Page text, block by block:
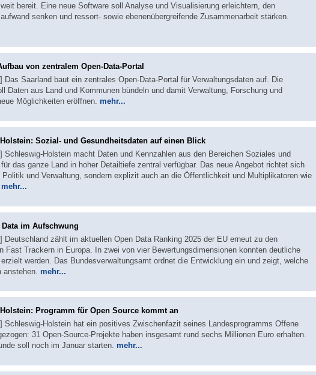
bereit. Eine neue Software soll Analyse und Visualisierung erleichtern, den
senken und ressort- sowie ebenenübergreifende Zusammenarbeit stärken.
von zentralem Open-Data-Portal
Das Saarland baut ein zentrales Open-Data-Portal für Verwaltungsdaten auf. Die
Daten aus Land und Kommunen bündeln und damit Verwaltung, Forschung und
Möglichkeiten eröffnen. mehr...
Sozial- und Gesundheitsdaten auf einen Blick
Schleswig-Holstein macht Daten und Kennzahlen aus den Bereichen Soziales und
das ganze Land in hoher Detailtiefe zentral verfügbar. Das neue Angebot richtet sich
Politik und Verwaltung, sondern explizit auch an die Öffentlichkeit und Multiplikatoren wie
mehr...
Data im Aufschwung
Deutschland zählt im aktuellen Open Data Ranking 2025 der EU erneut zu den
Fast Trackern in Europa. In zwei von vier Bewertungsdimensionen konnten deutliche
werden. Das Bundesverwaltungsamt ordnet die Entwicklung ein und zeigt, welche
anstehen. mehr...
Programm für Open Source kommt an
Schleswig-Holstein hat ein positives Zwischenfazit seines Landesprogramms Offene
31 Open-Source-Projekte haben insgesamt rund sechs Millionen Euro erhalten.
soll noch im Januar starten. mehr...